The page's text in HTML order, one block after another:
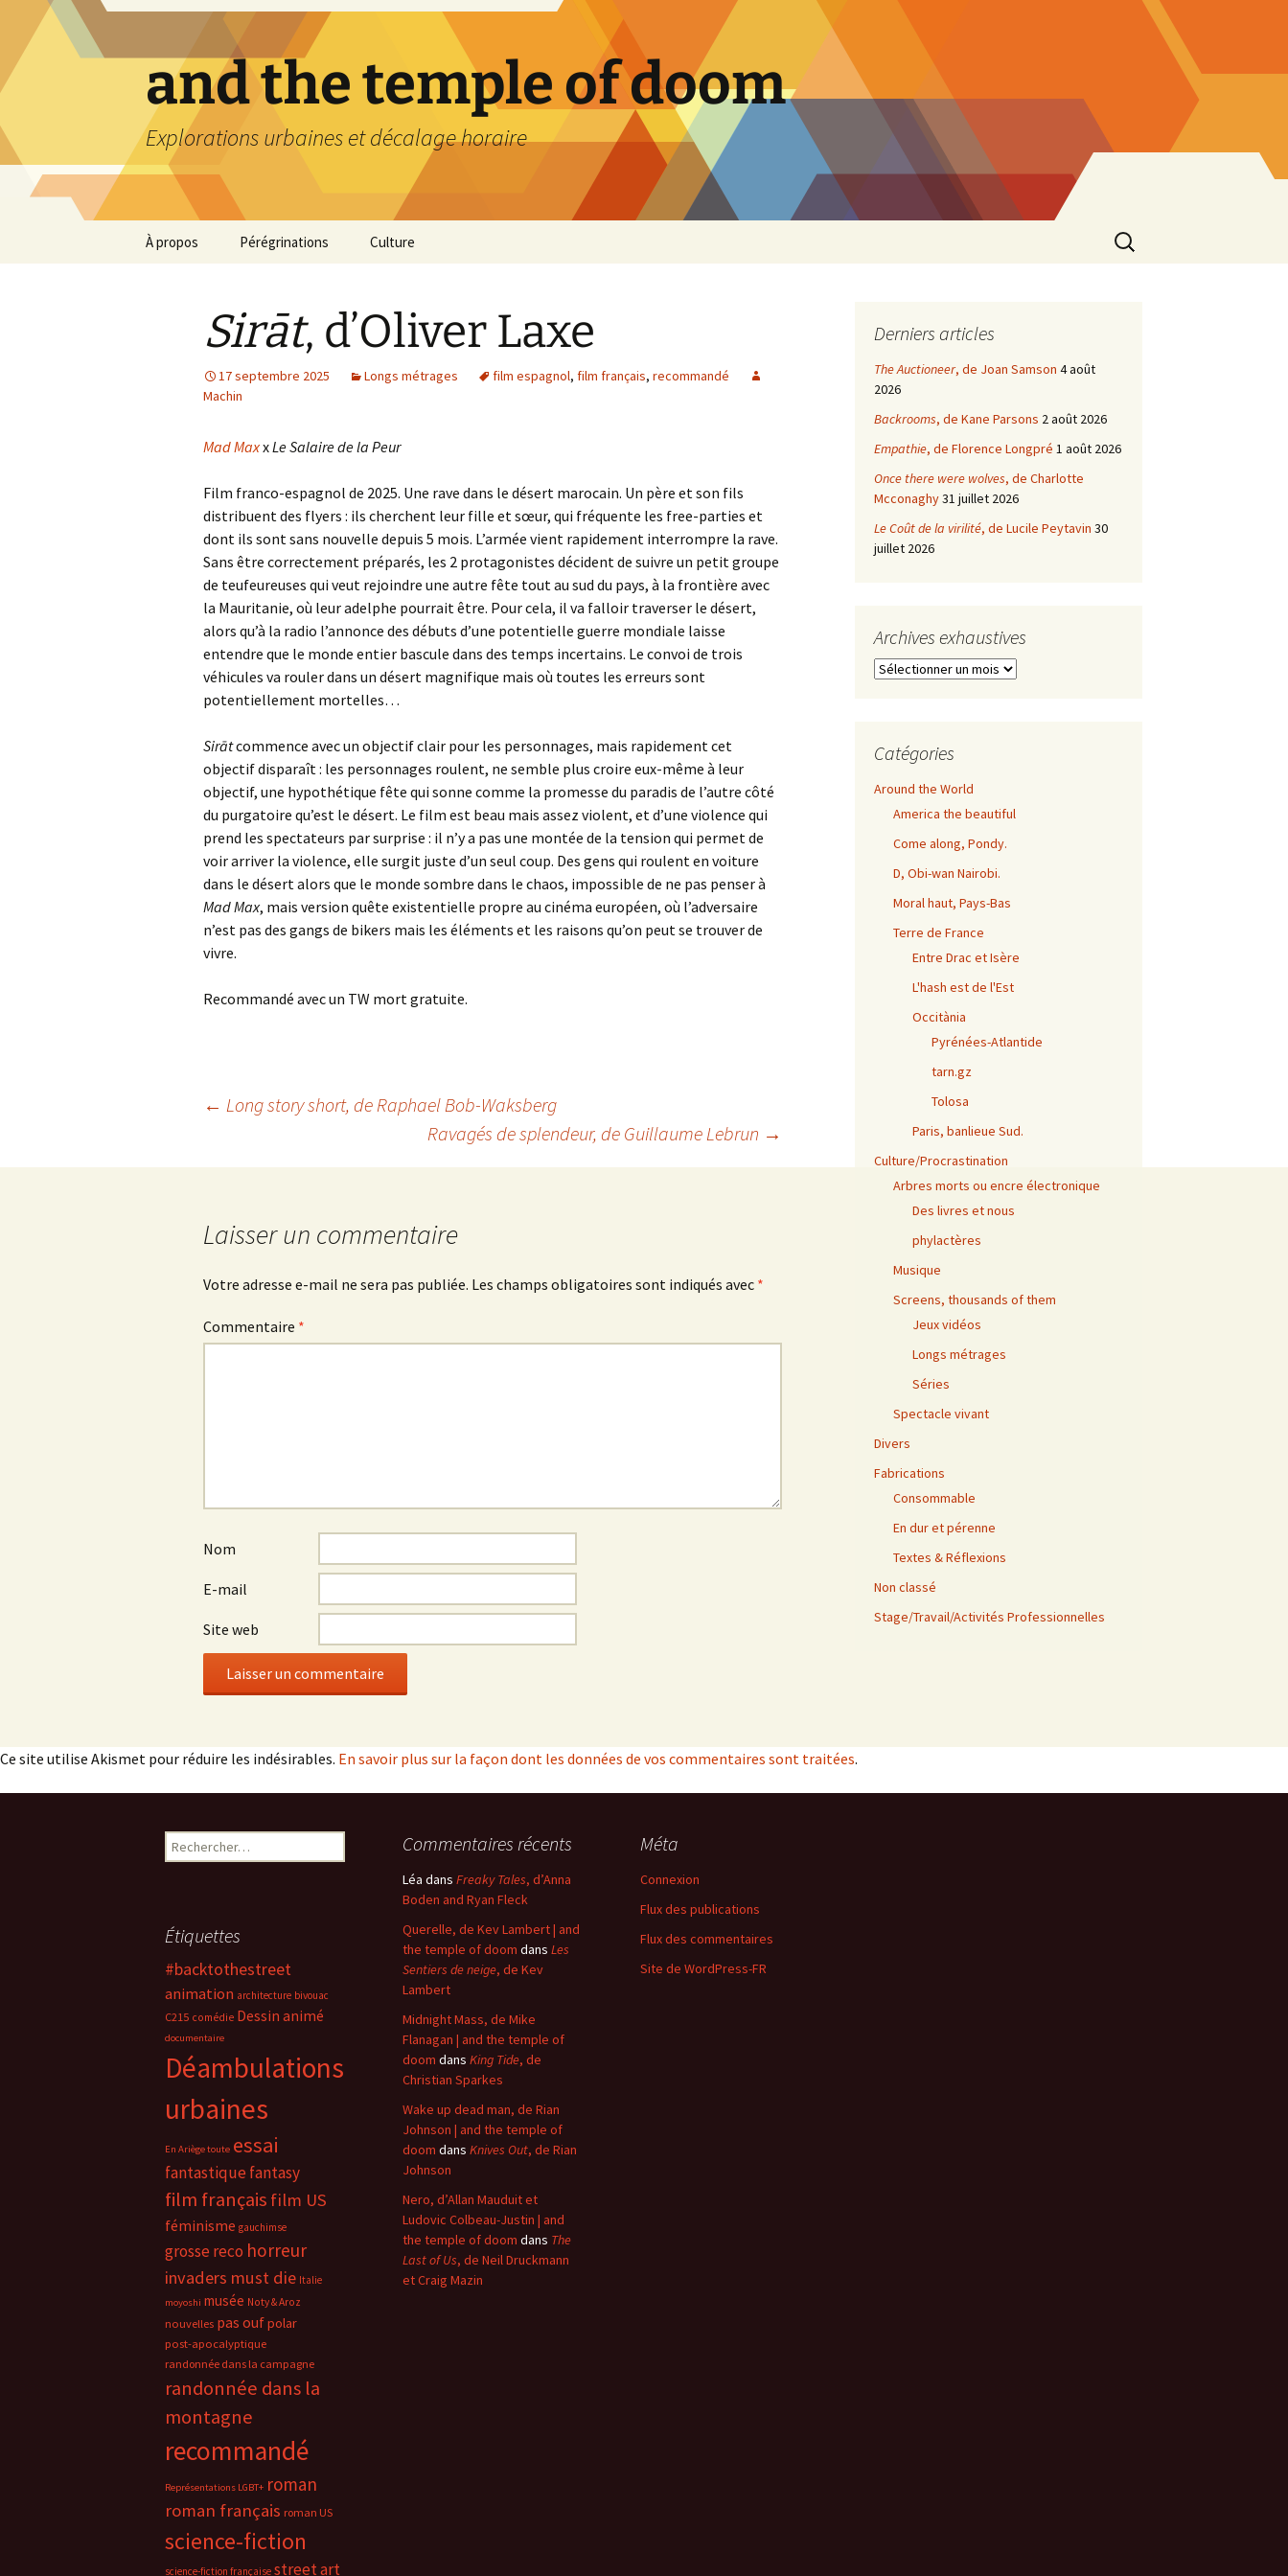
contenu
and the temple of doom
Explorations urbaines et décalage horaire
À propos Pérégrinations Culture
Rechercher :
Sirāt, d’Oliver Laxe
17 septembre 2025 Longs métrages film espagnol, film français, recommandé
Machin
Mad MaxxLe Salaire de la Peur
Film franco-espagnol de 2025. Une rave dans le désert marocain. Un père et son fils
distribuent des flyers : ils cherchent leur fille et sœur, qui fréquente les free-parties et
dont ils sont sans nouvelle depuis 5 mois. L’armée vient rapidement interrompre la rave.
Sans être correctement préparés, les 2 protagonistes décident de suivre un petit groupe
de teufeureuses qui veut rejoindre une autre fête tout au sud du pays, à la frontière avec
la Mauritanie, où leur adelphe pourrait être. Pour cela, il va falloir traverser le désert,
alors qu’à la radio l’annonce des débuts d’une potentielle guerre mondiale laisse
entendre que le monde entier bascule dans des temps incertains. Le convoi de trois
véhicules va rouler dans un désert magnifique mais où toutes les erreurs sont
potentiellement mortelles…
Sirātcommence avec un objectif clair pour les personnages, mais rapidement cet
objectif disparaît : les personnages roulent, ne semble plus croire eux-même à leur
objectif, une hypothétique fête qui sonne comme la promesse du paradis de l’autre côté
du purgatoire qu’est le désert. Le film est beau mais assez violent, et d’une violence qui
prend les spectateurs par surprise : il n’y a pas une montée de la tension qui permet de
voir arriver la violence, elle surgit juste d’un seul coup. Des gens qui roulent en voiture
dans le désert alors que le monde sombre dans le chaos, impossible de ne pas penser à
Mad Max, mais version quête existentielle propre au cinéma européen, où l’adversaire
n’est pas des gangs de bikers mais les éléments et les raisons qu’on peut se trouver de
vivre.
Recommandé avec un TW mort gratuite.
Navigation
des
← Long story short, de Raphael Bob-Waksberg
Ravagés de splendeur, de Guillaume Lebrun →
Laisser un commentaire
Votre adresse e-mail ne sera pas publiée. Les champs obligatoires sont indiqués avec *
Commentaire *
Nom
E-mail
Site web
Ce site utilise Akismet pour réduire les indésirables. En savoir plus sur la façon dont les données de vos commentaires sont traitées.
Derniers articles
The Auctioneer, de Joan Samson 4 août
2026
Backrooms, de Kane Parsons 2 août 2026
Empathie, de Florence Longpré 1 août 2026
Once there were wolves, de Charlotte
Mcconaghy31 juillet 2026
Le Coût de la virilité, de Lucile Peytavin 30
juillet 2026
Archives exhaustives
Archives
Catégories
Around the World
America the beautiful
Come along, Pondy.
D, Obi-wan Nairobi.
Moral haut, Pays-Bas
Terre de France
Entre Drac et Isère
L'hash est de l'Est
Occitània
Pyrénées-Atlantide
tarn.gz
Tolosa
Paris, banlieue Sud.
Culture/Procrastination
Arbres morts ou encre électronique
Des livres et nous
phylactères
Musique
Screens, thousands of them
Jeux vidéos
Longs métrages
Séries
Spectacle vivant
Divers
Fabrications
Consommable
En dur et pérenne
Textes & Réflexions
Non classé
Stage/Travail/Activités Professionnelles
Rechercher : Commentaires récents
Léa dans Freaky Tales, d’Anna
Boden and Ryan Fleck
Querelle, de Kev Lambert | and
the temple of doom dans Les
Sentiers de neige, de Kev
Lambert
Midnight Mass, de Mike
Flanagan | and the temple of
doom dans King Tide, de
Christian Sparkes
Wake up dead man, de Rian
Johnson | and the temple of
doom dans Knives Out, de Rian
Johnson
Nero, d’Allan Mauduit et
Ludovic Colbeau-Justin | and
the temple of doom dans The
Last of Us, de Neil Druckmann
et Craig Mazin
Méta
Connexion
Flux des publications
Flux des commentaires
Site de WordPress-FR
Étiquettes
#backtothestreet
animation architecture bivouac
C215 comédie Dessin animé
documentaire
Déambulations
urbaines
En Ariège toute essai
fantastiquefantasy
film français film US
féminisme gauchimse
grosse reco horreur
invaders must die Italie
moyoshi musée Noty & Aroz
nouvelles pas oufpolar
post-apocalyptique
randonnée dans la campagne
randonnée dans la
montagne
recommandé
Représentations LGBT+ roman
roman français roman US
science-fiction
science-fiction française street art